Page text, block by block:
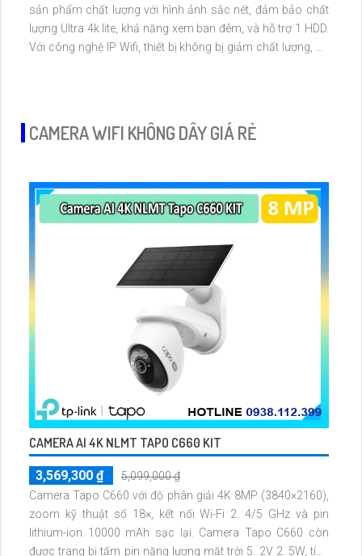
sản phẩm chất lượng với hình ảnh sắc nét, đảm bảo chất
lượng Ultra 4k lite, khả năng xem ban đêm, và hỗ trợ 1 HDD.
Với công nghệ IP Wifi, thiết bị không bị giảm chất lượng, hỗ
CAMERA WIFI KHÔNG DÂY GIÁ RẺ
CAMERA AI 4K NLMT TAPO C660 KIT
3,569,300 ₫
5,099,000 ₫
Camera Tapo C660 với độ phân giải 4K 8MP (3840×2160),
zoom kỹ thuật số 18×, kết nối Wi-Fi 2. 4/5 GHz và pin
lithium-ion 10000 mAh sạc lại. Camera Tapo C660 còn
được trang bị tấm pin năng lượng mặt trời 5. 2V 2. 5W, tích